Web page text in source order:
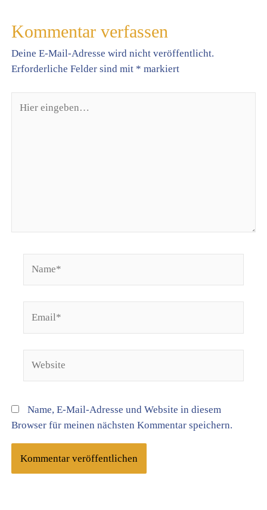
Kommentar verfassen
Deine E-Mail-Adresse wird nicht veröffentlicht.
Erforderliche Felder sind mit * markiert
eingeben…
Name, E-Mail-Adresse und Website in diesem
Browser für meinen nächsten Kommentar speichern.